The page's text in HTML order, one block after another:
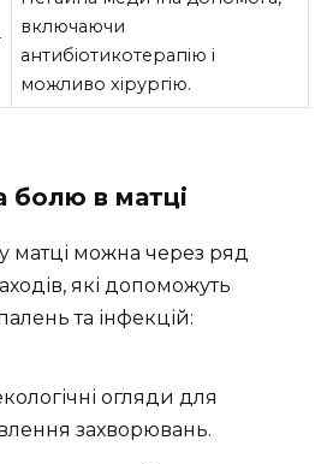
включаючи
антибіотикотерапію і
можливо хірургію.
болю в матці
матці можна через ряд
які допоможуть
та інфекцій:
огляди для
захворювань.